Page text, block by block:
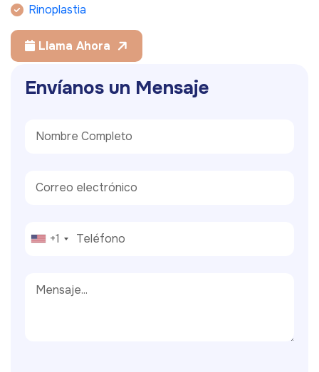
Rinoplastia
Llama Ahora
Envíanos un Mensaje
+1